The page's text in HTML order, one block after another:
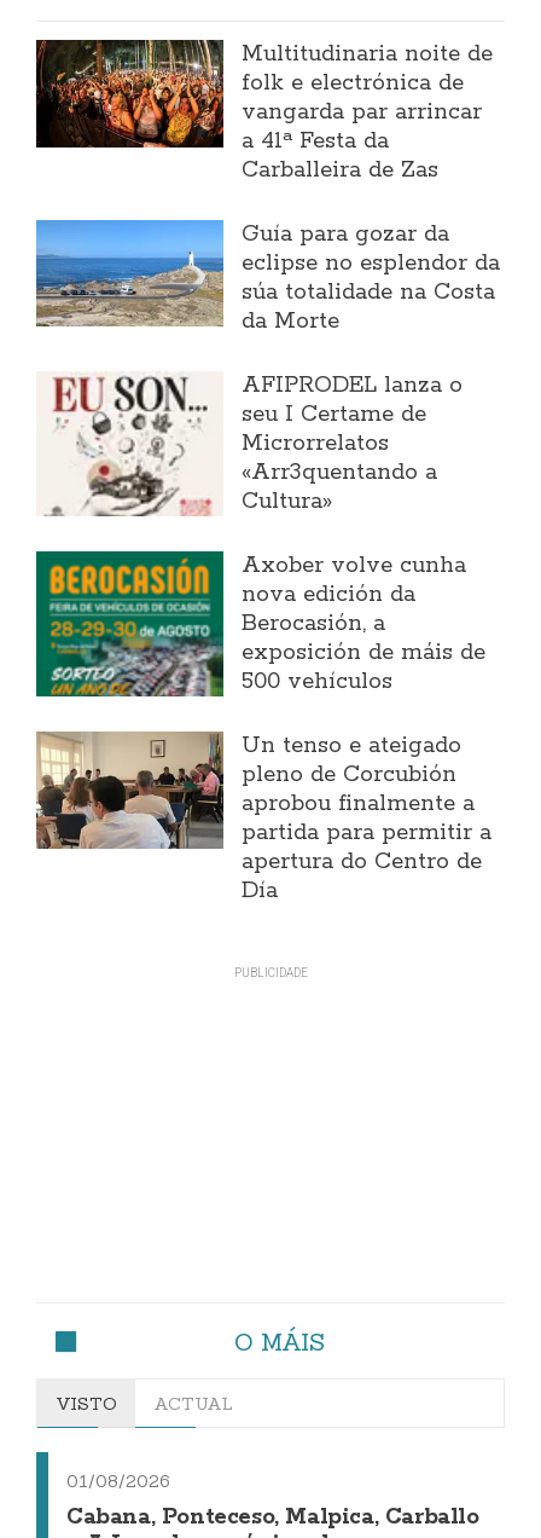
Multitudinaria noite de
folk e electrónica de
vangarda par arrincar
a 41ª Festa da
Carballeira de Zas
Guía para gozar da
eclipse no esplendor da
súa totalidade na Costa
da Morte
AFIPRODEL lanza o
seu I Certame de
Microrrelatos
«Arr3quentando a
Cultura»
Axober volve cunha
nova edición da
Berocasión, a
exposición de máis de
500 vehículos
Un tenso e ateigado
pleno de Corcubión
aprobou finalmente a
partida para permitir a
apertura do Centro de
Día
O MÁIS
VISTO ACTUAL
01/08/2026
Cabana, Ponteceso, Malpica, Carballo